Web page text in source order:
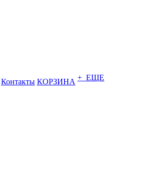
Контакты КОРЗИНА + ЕЩЕ